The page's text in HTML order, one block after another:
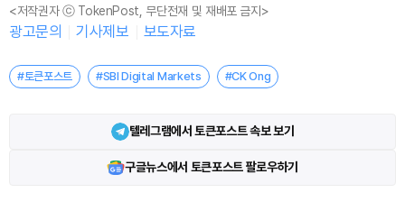
<저작권자 ⓒ TokenPost, 무단전재 및 재배포 금지>
광고문의 기사제보 보도자료
#토큰포스트 #SBI Digital Markets #CK Ong
텔레그램에서 토큰포스트 속보 보기
구글뉴스에서 토큰포스트 팔로우하기